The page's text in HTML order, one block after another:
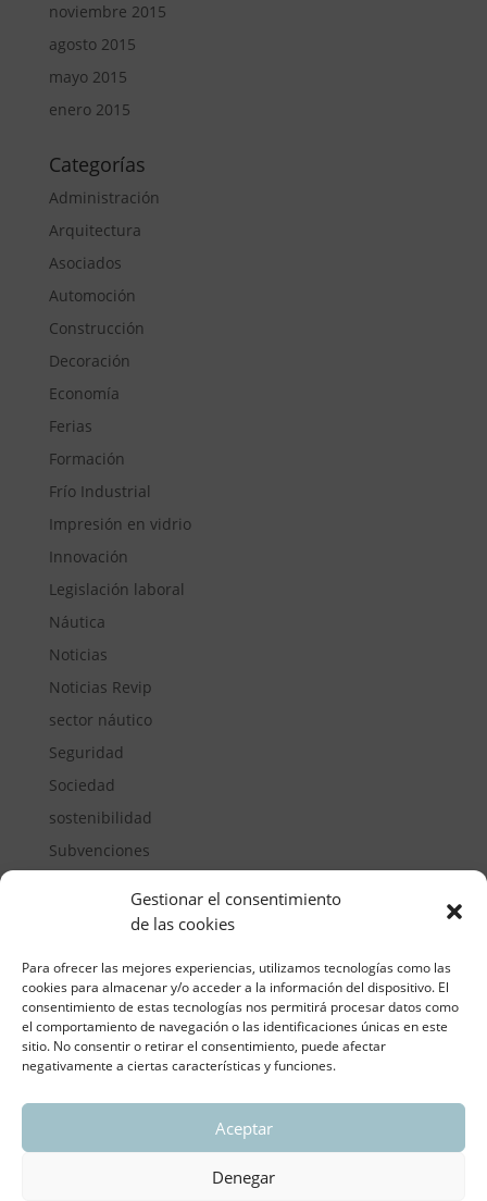
Gestionar el consentimiento
de las cookies
Para ofrecer las mejores experiencias, utilizamos tecnologías como las
cookies para almacenar y/o acceder a la información del dispositivo. El
consentimiento de estas tecnologías nos permitirá procesar datos como
el comportamiento de navegación o las identificaciones únicas en este
sitio. No consentir o retirar el consentimiento, puede afectar
negativamente a ciertas características y funciones.
Aceptar
Denegar
noviembre 2015
agosto 2015
mayo 2015
enero 2015
Categorías
Administración
Arquitectura
Asociados
Automoción
Construcción
Decoración
Economía
Ferias
Formación
Frío Industrial
Impresión en vidrio
Innovación
Legislación laboral
Náutica
Noticias
Noticias Revip
sector náutico
Seguridad
Sociedad
sostenibilidad
Subvenciones
ASOCIACIÓN REGIONAL VALENCIANA DE
Aviso legal y política de privacidad